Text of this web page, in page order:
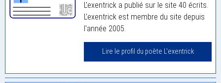
L'exentrick a publié sur le site 40 écrits.
L'exentrick est membre du site depuis
l'année 2005.
Lire le profil du poète L'exentrick